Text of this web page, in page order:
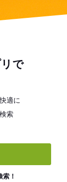
で
適に
索
！